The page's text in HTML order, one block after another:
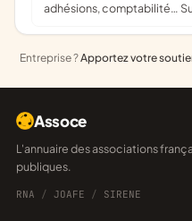
adhésions, comptabilité…
Entreprise ?Apportez votre
Assoce
L'annuaire des associations françaises, construit sur les données
publiques.
RNA / JOAFE / SIRENE